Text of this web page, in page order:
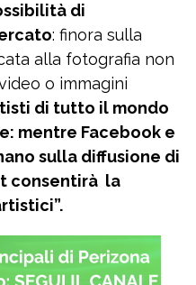
di
: finora sulla
alla fotografia non
o immagini
di tutto il mondo
mentre Facebook e
sulla diffusione di
consentirà la